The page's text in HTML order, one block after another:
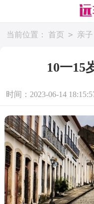
当前位置： 首页 > 亲子
10一15
时间：2023-06-14